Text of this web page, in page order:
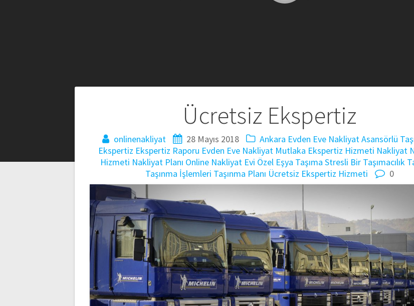
Ücretsiz Ekspertiz
onlinenakliyat 28 Mayıs 2018 Ankara Evden Eve NakliyatAsansörlü
Ekspertiz Ekspertiz Raporu Evden Eve Nakliyat Mutlaka Ekspertiz Hizmeti Nakliyat
Hizmeti Nakliyat Planı Online Nakliyat Evi Özel Eşya Taşıma Stresli Bir Taşımacılık
Taşınma İşlemleri Taşınma Planı Ücretsiz Ekspertiz Hizmeti 0
gezinmesi